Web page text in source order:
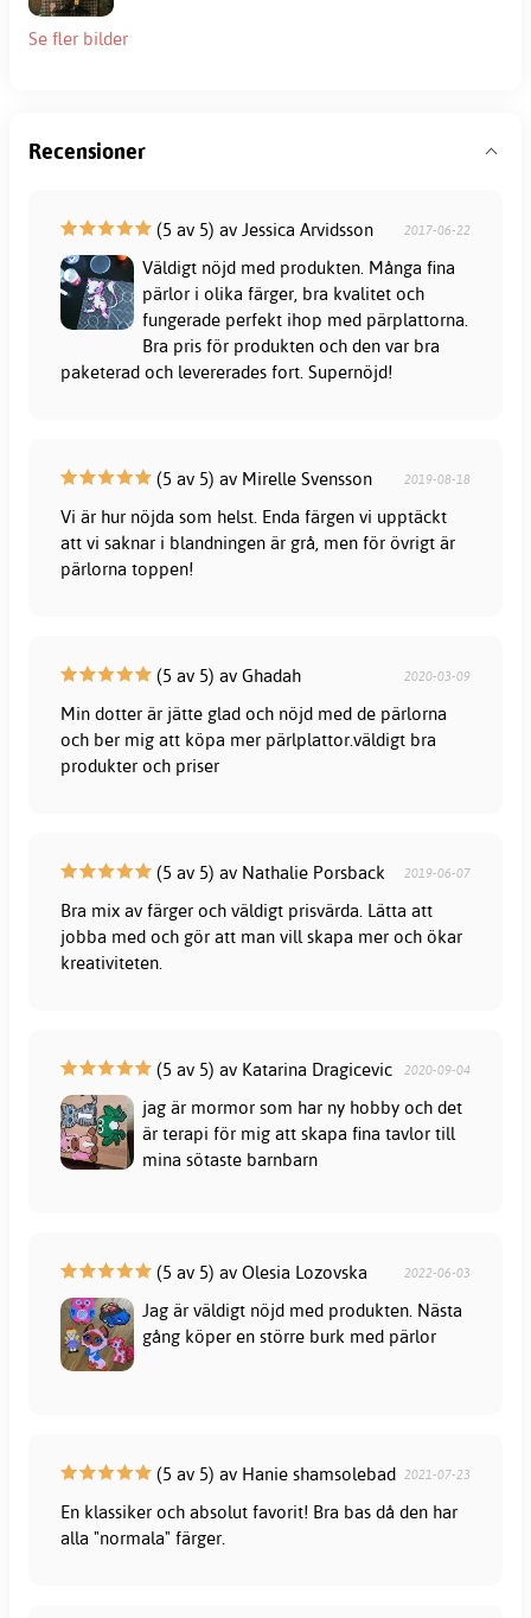
Se fler bilder
Recensioner
(5 av 5) av Jessica Arvidsson 2017-06-22
Väldigt nöjd med produkten. Många fina
pärlor i olika färger, bra kvalitet och
fungerade perfekt ihop med pärplattorna.
Bra pris för produkten och den var bra
paketerad och levererades fort. Supernöjd!
(5 av 5) av Mirelle Svensson 2019-08-18
Vi är hur nöjda som helst. Enda färgen vi upptäckt
att vi saknar i blandningen är grå, men för övrigt är
pärlorna toppen!
(5 av 5) av Ghadah 2020-03-09
Min dotter är jätte glad och nöjd med de pärlorna
och ber mig att köpa mer pärlplattor.väldigt bra
produkter och priser
(5 av 5) av Nathalie Porsback 2019-06-07
Bra mix av färger och väldigt prisvärda. Lätta att
jobba med och gör att man vill skapa mer och ökar
kreativiteten.
(5 av 5) av Katarina Dragicevic 2020-09-04
jag är mormor som har ny hobby och det
är terapi för mig att skapa fina tavlor till
mina sötaste barnbarn
(5 av 5) av Olesia Lozovska 2022-06-03
Jag är väldigt nöjd med produkten. Nästa
gång köper en större burk med pärlor
(5 av 5) av Hanie shamsolebad 2021-07-23
En klassiker och absolut favorit! Bra bas då den har
alla "normala" färger.